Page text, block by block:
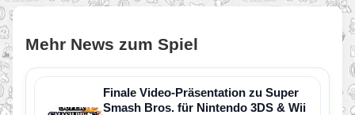
Mehr News zum Spiel
Finale Video-Präsentation zu Super
Smash Bros. für Nintendo 3DS & Wii